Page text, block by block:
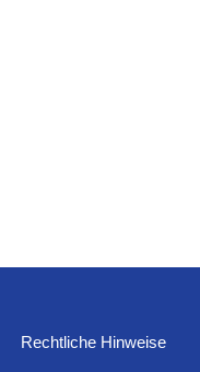
Rechtliche Hinweise